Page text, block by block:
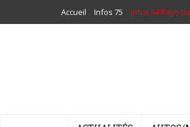
Accueil Infos 75 Infos 64 Pays